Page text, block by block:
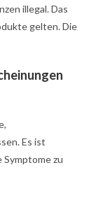
illegal. Das
gelten. Die
Es ist
Symptome zu